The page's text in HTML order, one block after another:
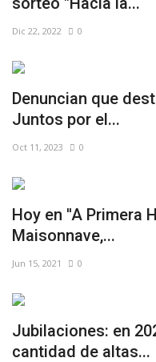
Dic 22, 2022 0
Denuncian que
Juntos por el...
Oct 11, 2023 0
Hoy en ''A Primera
Maisonnave,...
Jun 15, 2021 0
Jubilaciones: en
cantidad de altas...